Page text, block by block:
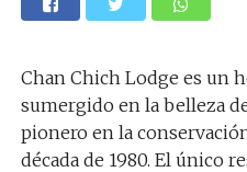
Chan Chich Lodge es un
sumergido en la belleza
pionero en la
década de 1980. El único